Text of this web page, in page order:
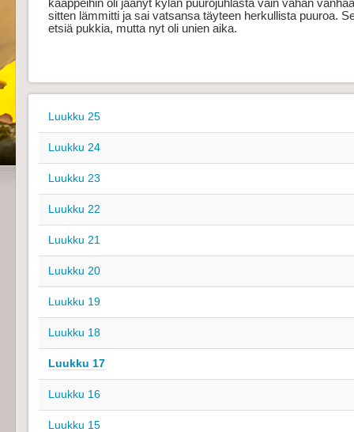
kaappeihin oli jäänyt kylän puurojuhlasta vain vähän
sitten lämmitti ja sai vatsansa täyteen herkullista puuroa.
etsiä pukkia, mutta nyt oli unien aika.
Luukku 25
Luukku 24
Luukku 23
Luukku 22
Luukku 21
Luukku 20
Luukku 19
Luukku 18
Luukku 17
Luukku 16
Luukku 15